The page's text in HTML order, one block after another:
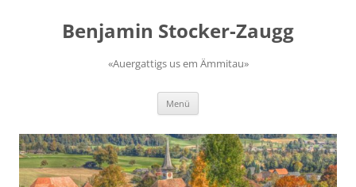
springenBenjamin Stocker-Zaugg
«Auergattigs us em Ämmitau»
Menü